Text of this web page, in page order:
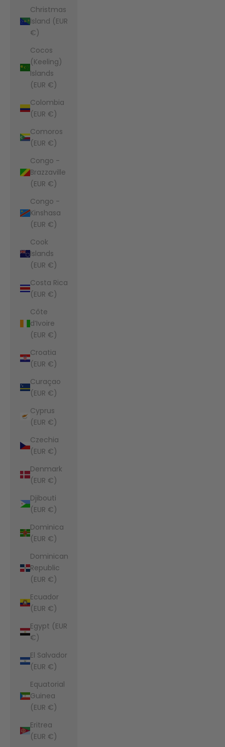
Christmas
Island (EUR
€)
Cocos
(Keeling)
Islands
(EUR €)
Colombia
(EUR €)
Comoros
(EUR €)
Congo -
Brazzaville
(EUR €)
Congo -
Kinshasa
(EUR €)
Cook
Islands
(EUR €)
Costa Rica
(EUR €)
Côte
d’Ivoire
(EUR €)
Croatia
(EUR €)
Curaçao
(EUR €)
Cyprus
(EUR €)
Czechia
(EUR €)
Denmark
(EUR €)
Djibouti
(EUR €)
Dominica
(EUR €)
Dominican
Republic
(EUR €)
Ecuador
(EUR €)
Egypt (EUR
€)
El Salvador
(EUR €)
Equatorial
Guinea
(EUR €)
Eritrea
(EUR €)